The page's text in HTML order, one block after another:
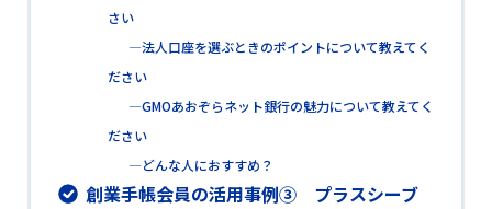
さい
―法人口座を選ぶときのポイントについて教えてく
ださい
―GMOあおぞらネット銀行の魅力について教えてく
ださい
―どんな人におすすめ？
創業手帳会員の活用事例③ プラスシーブ